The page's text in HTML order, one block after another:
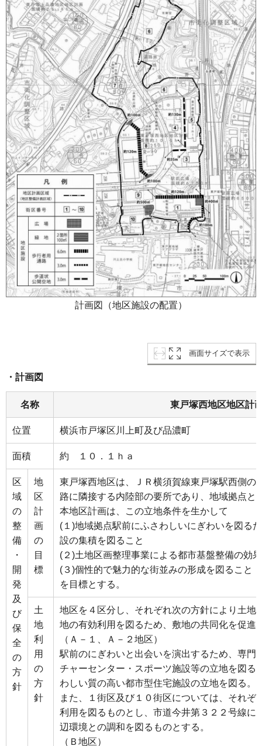
計画図（地区施設の配置）
画面サイズで表示
・計画図
名称 東戸塚西地区地区計
位置 横浜市戸塚区川上町及び品濃町
面積 約 １０．１ｈａ
区
域
の
整
備
・
開
発
及
び
保
全
の
方
針
地
区
計
画
の
目
標
東戸塚西地区は、ＪＲ横須賀線東戸塚駅西側の
路に隣接する内陸部の要所であり、地域拠点と
本地区計画は、この立地条件を生かして
(１)地域拠点駅前にふさわしいにぎわいを図る
設の集積を図ること
(２)土地区画整理事業による都市基盤整備の効
(３)個性的で魅力的な街並みの形成を図ること
を目標とする。
土
地
利
用
の
方
針
地区を４区分し、それぞれ次の方針により土地
地の有効利用を図るため、敷地の共同化を促進
（Ａ－１、Ａ－２地区）
駅前のにぎわいと出会いを演出するため、専門
チャーセンター・スポーツ施設等の立地を図る
わしい質の高い都市型住宅施設の立地を図る。
また、１街区及び１０街区については、それぞ
利用を図るものとし、市道今井第３２２号線に
辺環境との調和を図るものとする。
（Ｂ地区）